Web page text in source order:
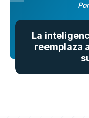
La
reemplaza